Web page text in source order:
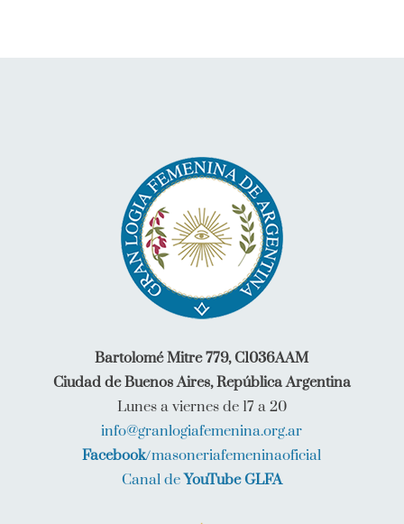
Bartolomé Mitre 779, C1036AAM
Ciudad de Buenos Aires, República Argentina
Lunes a viernes de 17 a 20
info@granlogiafemenina.org.ar
Facebook/masoneriafemeninaoficial
Canal deYouTube GLFA